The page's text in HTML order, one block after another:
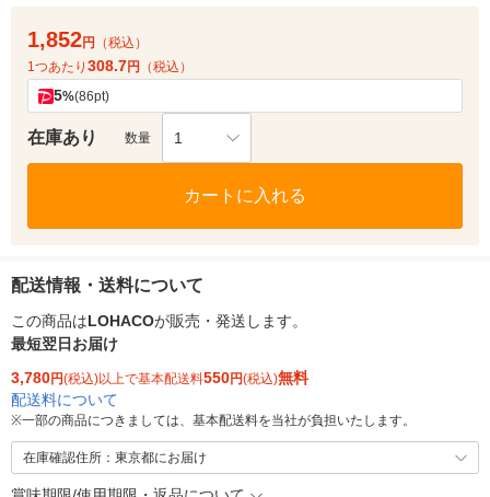
1,852円
（税込）
1つあたり 308.7円 （税込）
5%(86pt)
在庫あり 数量 1
カートに入れる
配送情報・送料について
この商品はLOHACOが販売・発送します。
最短翌日お届け
3,780円(税込)以上で基本配送料550円(税込)無料
配送料について
※一部の商品につきましては、基本配送料を当社が負担いたします。
在庫確認住所：東京都にお届け